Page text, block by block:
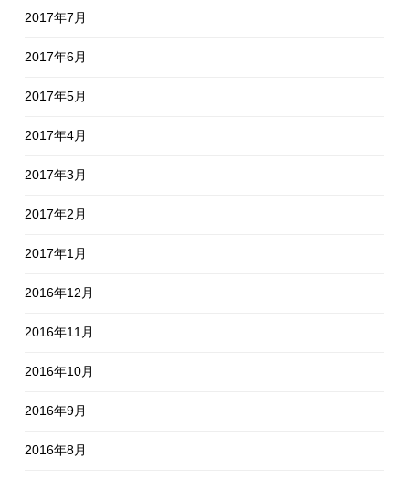
2017年7月
2017年6月
2017年5月
2017年4月
2017年3月
2017年2月
2017年1月
2016年12月
2016年11月
2016年10月
2016年9月
2016年8月